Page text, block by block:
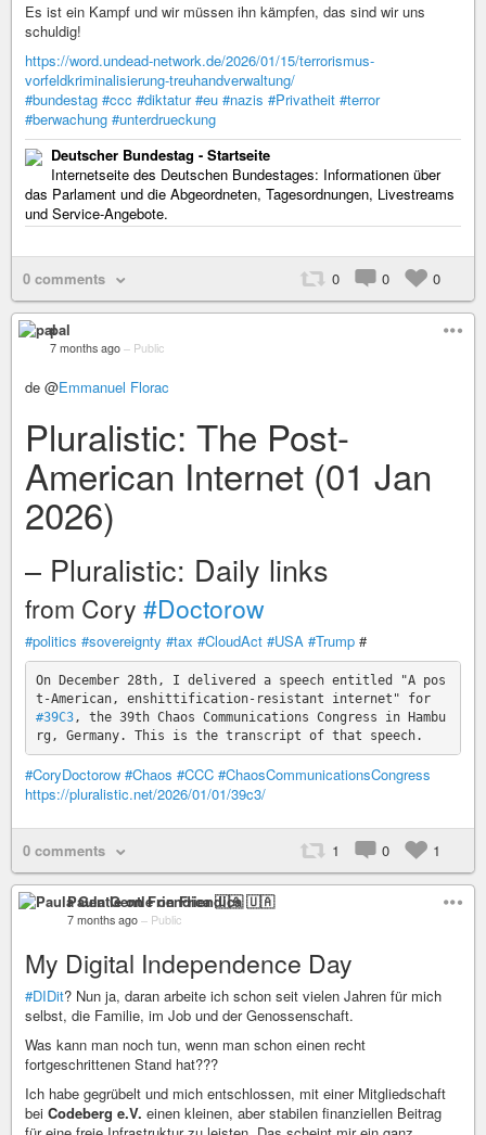
Es ist ein Kampf und wir müssen ihn kämpfen, das sind wir uns
schuldig!
https://word.undead-network.de/2026/01/15/terrorismus-
vorfeldkriminalisierung-treuhandverwaltung/
#bundestag #ccc #diktatur #eu #nazis #Privatheit #terror
#berwachung #unterdrueckung
Deutscher Bundestag - Startseite
Internetseite des Deutschen Bundestages: Informationen über
das Parlament und die Abgeordneten, Tagesordnungen, Livestreams
und Service-Angebote.
0 comments 0 0 0
pal
7 months ago – Public
de @Emmanuel Florac
Pluralistic: The Post-
American Internet (01 Jan
2026)
– Pluralistic: Daily links
from Cory #Doctorow
#politics #sovereignty #tax #CloudAct #USA #Trump #
On December 28th, I delivered a speech entitled "A pos
t-American, enshittification-resistant internet" for
#39C3, the 39th Chaos Communications Congress in Hambu
#CoryDoctorow #Chaos #CCC #ChaosCommunicationsCongress
https://pluralistic.net/2026/01/01/39c3/
0 comments 1 0 1
Paula Gentle on Friendica 🇺🇦
7 months ago – Public
My Digital Independence Day
#DIDit? Nun ja, daran arbeite ich schon seit vielen Jahren für mich
selbst, die Familie, im Job und der Genossenschaft.
Was kann man noch tun, wenn man schon einen recht
fortgeschrittenen Stand hat???
Ich habe gegrübelt und mich entschlossen, mit einer Mitgliedschaft
bei Codeberg e.V. einen kleinen, aber stabilen finanziellen Beitrag